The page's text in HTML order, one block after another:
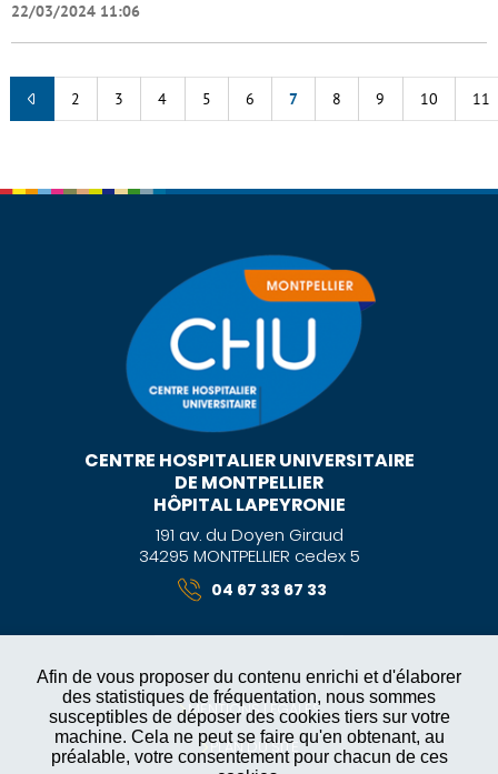
Afin de vous proposer du contenu enrichi et d'élaborer
des statistiques de fréquentation, nous sommes
susceptibles de déposer des cookies tiers sur votre
machine. Cela ne peut se faire qu'en obtenant, au
préalable, votre consentement pour chacun de ces
22/03/2024 11:06
2 3 4 5 6 7 8 9 10 11
CENTRE HOSPITALIER UNIVERSITAIRE
DE MONTPELLIER
HÔPITAL LAPEYRONIE
191 av. du Doyen Giraud
34295 MONTPELLIER cedex 5
04 67 33 67 33
MENTIONS LÉGALES
PLAN DU SITE